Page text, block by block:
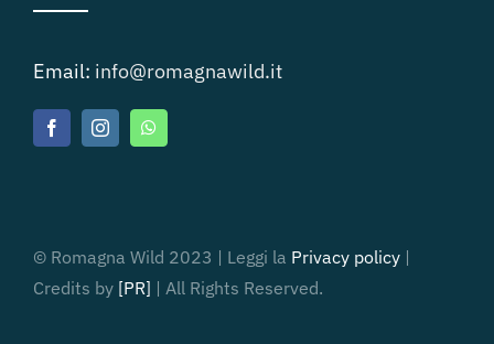
Email: info@romagnawild.it
© Romagna Wild 2023 | Leggi la Privacy policy |
Credits by [PR] | All Rights Reserved.